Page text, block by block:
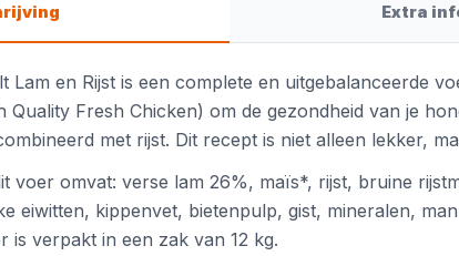
Extra
Lam en Rijst is een complete en uitgebalanceerde
Quality Fresh Chicken) om de gezondheid van je
met rijst. Dit recept is niet alleen lekker,
voer omvat: verse lam 26%, maïs*, rijst, bruine
eiwitten, kippenvet, bietenpulp, gist, mineralen,
is verpakt in een zak van 12 kg.